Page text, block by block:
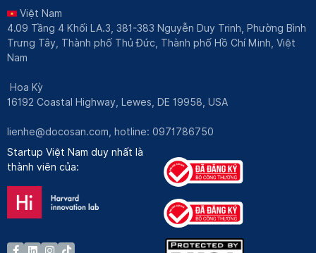
Việt Nam
4.09 Tầng 4 Khối LA.3, 381-383 Nguyễn Duy Trinh, Phường Bình
Trưng Tây, Thành phố Thủ Đức, Thành phố Hồ Chí Minh, Việt
Nam
Hoa Kỳ
16192 Coastal Highway, Lewes, DE 19958, USA
lienhe@docosan.com, hotline: 0971786750
Startup Việt Nam duy nhất là
thành viên của: